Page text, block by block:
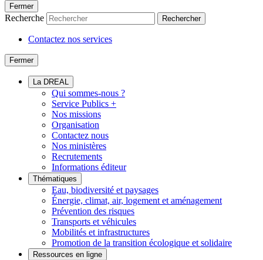
Fermer
Recherche Rechercher
Contactez nos services
Fermer
La DREAL
Qui sommes-nous ?
Service Publics +
Nos missions
Organisation
Contactez nous
Nos ministères
Recrutements
Informations éditeur
Thématiques
Eau, biodiversité et paysages
Énergie, climat, air, logement et aménagement
Prévention des risques
Transports et véhicules
Mobilités et infrastructures
Promotion de la transition écologique et solidaire
Ressources en ligne